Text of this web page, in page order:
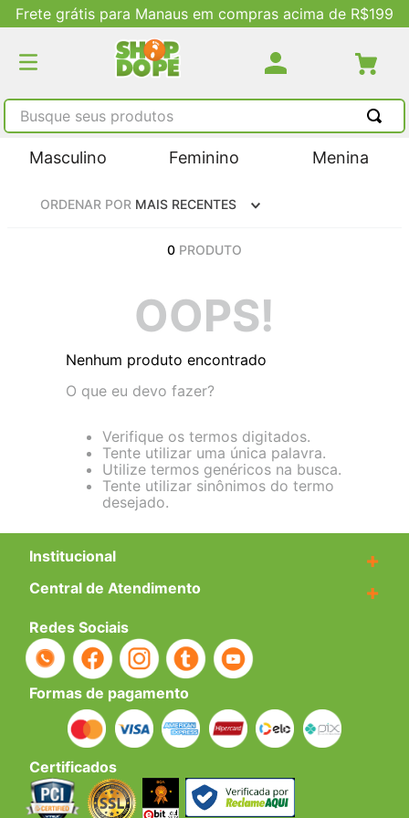
Frete grátis para Manaus em compras acima de R$199
Busque seus produtos
Masculino Feminino Menina
ORDENAR POR MAIS RECENTES
0 PRODUTO
OOPS!
Nenhum produto encontrado
O que eu devo fazer?
Verifique os termos digitados.
Tente utilizar uma única palavra.
Utilize termos genéricos na busca.
Tente utilizar sinônimos do termo
desejado.
Institucional +
Central de Atendimento +
Redes Sociais
Formas de pagamento
Certificados
TERMOS MAIS BUSCADOS
2º
tenis feminino